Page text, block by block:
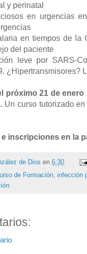
y perinatal
en urgencias
en tiempos de la
del paciente
leve por SARS-
¿Hipertransmisores?
próximo 21 de
Un curso tutorizado
inscripciones en la
de Dios en 6:30
de Formación, infección